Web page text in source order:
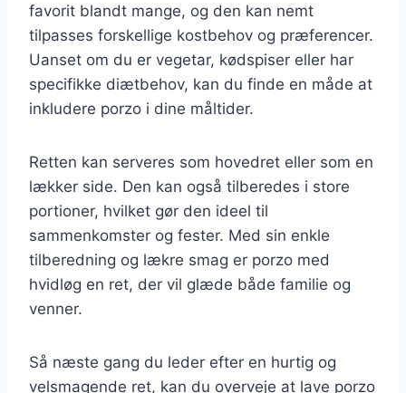
favorit blandt mange, og den kan nemt
tilpasses forskellige kostbehov og præferencer.
Uanset om du er vegetar, kødspiser eller har
specifikke diætbehov, kan du finde en måde at
inkludere porzo i dine måltider.
Retten kan serveres som hovedret eller som en
lækker side. Den kan også tilberedes i store
portioner, hvilket gør den ideel til
sammenkomster og fester. Med sin enkle
tilberedning og lækre smag er porzo med
hvidløg en ret, der vil glæde både familie og
venner.
Så næste gang du leder efter en hurtig og
velsmagende ret, kan du overveje at lave porzo